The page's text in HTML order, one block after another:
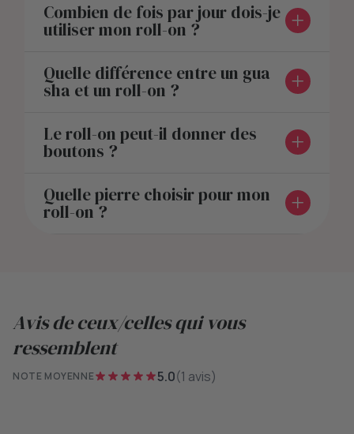
Combien de fois par jour dois-je
utiliser mon roll-on ?
Quelle différence entre un gua
sha et un roll-on ?
Le roll-on peut-il donner des
boutons ?
Quelle pierre choisir pour mon
roll-on ?
Avis de ceux/celles qui vous
ressemblent
NOTE MOYENNE 5.0(1 avis)